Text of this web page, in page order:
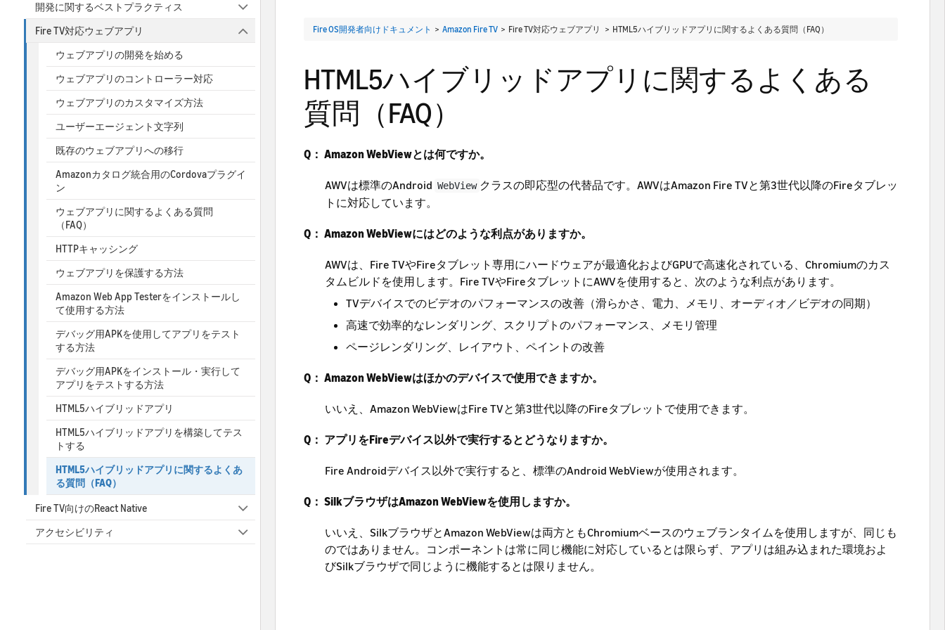
開発に関するベストプラクティス
Fire TV対応ウェブアプリ
ウェブアプリの開発を始める
ウェブアプリのコントローラー対応
ウェブアプリのカスタマイズ方法
ユーザーエージェント文字列
既存のウェブアプリへの移行
Amazonカタログ統合用のCordovaプラグイ
ン
ウェブアプリに関するよくある質問
（FAQ）
HTTPキャッシング
ウェブアプリを保護する方法
Amazon Web App Testerをインストールし
て使用する方法
デバッグ用APKを使用してアプリをテスト
する方法
デバッグ用APKをインストール・実行して
アプリをテストする方法
HTML5ハイブリッドアプリ
HTML5ハイブリッドアプリを構築してテス
トする
HTML5ハイブリッドアプリに関するよくあ
る質問（FAQ）
Fire TV向けのReact Native
アクセシビリティ
Fire OS開発者向けドキュメント > Amazon Fire TV > Fire TV対応ウェブアプリ > HTML5ハイブリッドアプリに関するよくある質問（FAQ）
HTML5ハイブリッドアプリに関するよくある
質問（FAQ）
Q： Amazon WebViewとは何ですか。
AWVは標準のAndroid WebView クラスの即応型の代替品です。AWVはAmazon Fire TVと第3世代以降のFireタブレッ
トに対応しています。
Q： Amazon WebViewにはどのような利点がありますか。
AWVは、Fire TVやFireタブレット専用にハードウェアが最適化およびGPUで高速化されている、Chromiumのカス
タムビルドを使用します。Fire TVやFireタブレットにAWVを使用すると、次のような利点があります。
TVデバイスでのビデオのパフォーマンスの改善（滑らかさ、電力、メモリ、オーディオ／ビデオの同期）
高速で効率的なレンダリング、スクリプトのパフォーマンス、メモリ管理
ページレンダリング、レイアウト、ペイントの改善
Q： Amazon WebViewはほかのデバイスで使用できますか。
いいえ、Amazon WebViewはFire TVと第3世代以降のFireタブレットで使用できます。
Q： アプリをFireデバイス以外で実行するとどうなりますか。
Fire Androidデバイス以外で実行すると、標準のAndroid WebViewが使用されます。
Q： SilkブラウザはAmazon WebViewを使用しますか。
いいえ、SilkブラウザとAmazon WebViewは両方ともChromiumベースのウェブランタイムを使用しますが、同じも
のではありません。コンポーネントは常に同じ機能に対応しているとは限らず、アプリは組み込まれた環境およ
びSilkブラウザで同じように機能するとは限りません。